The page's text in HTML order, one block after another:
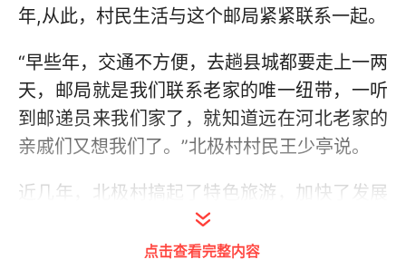
年,从此，村民生活与这个邮局紧紧联系一起。
“早些年，交通不方便，去趟县城都要走上一两
天，邮局就是我们联系老家的唯一纽带，一听
到邮递员来我们家了，就知道远在河北老家的
亲戚们又想我们了。”北极村村民王少亭说。
近几年，北极村搞起了特色旅游，加快了发展
速度，北极村邮政支局也发生了变化。
点击查看完整内容